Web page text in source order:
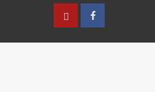
عربي Facebook